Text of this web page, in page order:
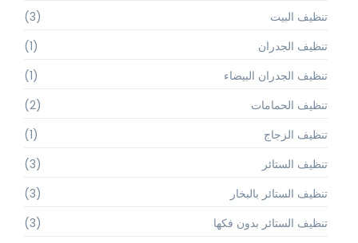
تنظيف البيت
(3)
تنظيف الجدران
(1)
تنظيف الجدران البيضاء
(1)
تنظيف الحمامات
(2)
تنظيف الزجاج
(1)
تنظيف الستائر
(3)
تنظيف الستائر بالبخار
(3)
تنظيف الستائر بدون فكها
(3)